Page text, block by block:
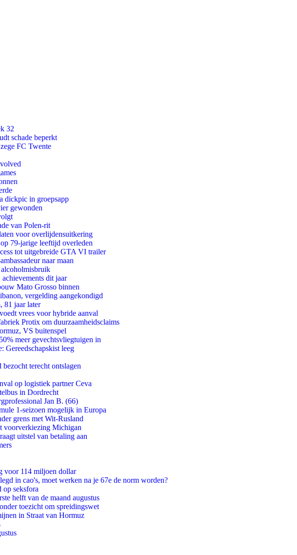
32
schade beperkt
FC Twente
dickpic in groepsapp
gewonden
van Polen-rit
voor overlijdensuitkering
79-jarige leeftijd overleden
tot uitgebreide GTA VI trailer
naar maan
dit jaar
Mato Grosso binnen
vergelding aangekondigd
81 jaar later
vrees voor hybride aanval
Protix om duurzaamheidsclaims
VS buitenspel
meer gevechtsvliegtuigen in
Gereedschapskist leeg
terecht ontslagen
op logistiek partner Ceva
in Dordrecht
Jan B. (66)
1-seizoen mogelijk in Europa
grens met Wit-Rusland
voorverkiezing Michigan
uitstel van betaling aan
voor 114 miljoen dollar
in cao's, moet werken na je 67e de norm worden?
op seksfora
helft van de maand augustus
toezicht om spreidingswet
in Straat van Hormuz